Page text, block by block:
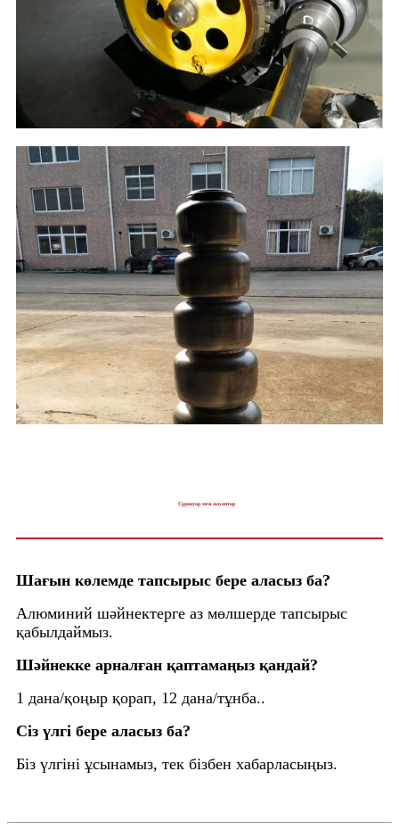
Сұрақтар мен жауаптар
Шағын көлемде тапсырыс бере аласыз ба?
Алюминий шәйнектерге аз мөлшерде тапсырыс
қабылдаймыз.
Шәйнекке арналған қаптамаңыз қандай?
1 дана/қоңыр қорап, 12 дана/тұнба..
Сіз үлгі бере аласыз ба?
Біз үлгіні ұсынамыз, тек бізбен хабарласыңыз.